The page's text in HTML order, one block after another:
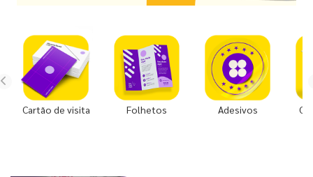
Cartão de visita Folhetos Adesivos